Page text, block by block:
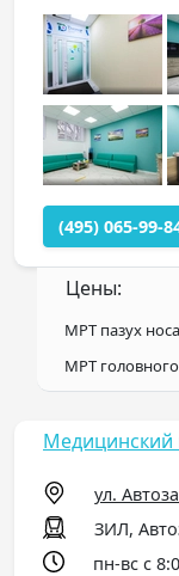
(495) 065-99-
Цены:
МРТ пазух носа
МРТ
Медицинский
ул.
ЗИЛ,
пн-вс с